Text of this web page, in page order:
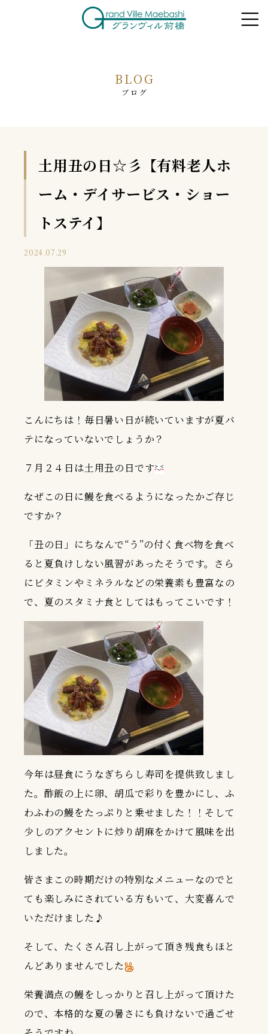
BLOG
ブログ
土用丑の日☆彡【有料老人ホ
ーム・デイサービス・ショー
トステイ】
2024.07.29
こんにちは！毎日暑い日が続いていますが夏バ
テになっていないでしょうか？
７月２４日は土用丑の日です
なぜこの日に鰻を食べるようになったかご存じ
ですか？
「丑の日」にちなんで“う”の付く食べ物を食べ
ると夏負けしない風習があったそうです。さら
にビタミンやミネラルなどの栄養素も豊富なの
で、夏のスタミナ食としてはもってこいです！
今年は昼食にうなぎちらし寿司を提供致しまし
た。酢飯の上に卵、胡瓜で彩りを豊かにし、ふ
わふわの鰻をたっぷりと乗せました！！そして
少しのアクセントに炒り胡麻をかけて風味を出
しました。
皆さまこの時期だけの特別なメニューなのでと
ても楽しみにされている方もいて、大変喜んで
いただけました♪
そして、たくさん召し上がって頂き残食もほと
んどありませんでした
栄養満点の鰻をしっかりと召し上がって頂けた
ので、本格的な夏の暑さにも負けないで過ごせ